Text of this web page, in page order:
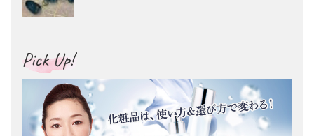
Pick Up!